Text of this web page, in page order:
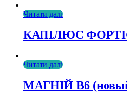
Читати далі
КАПІЛЮС
Читати далі
МАГНІЙ В6 (новый